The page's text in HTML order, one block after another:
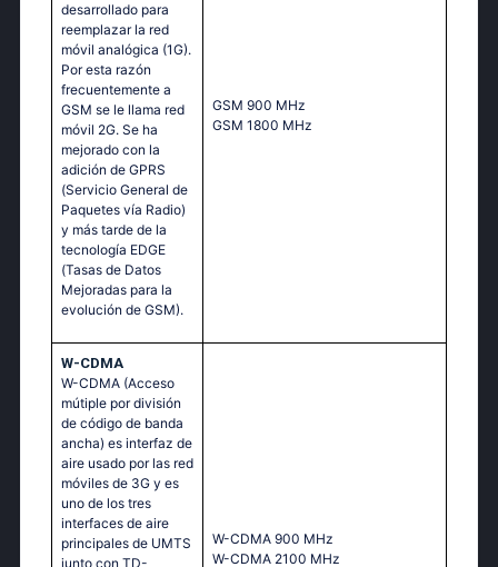
desarrollado para
reemplazar la red
móvil analógica (1G).
Por esta razón
frecuentemente a
GSM se le llama red
móvil 2G. Se ha
mejorado con la
adición de GPRS
(Servicio General de
Paquetes vía Radio)
y más tarde de la
tecnología EDGE
(Tasas de Datos
Mejoradas para la
evolución de GSM).
GSМ 900 МНz
GSМ 1800 МНz
W-CDMA
W-CDMA (Acceso
mútiple por división
de código de banda
ancha) es interfaz de
aire usado por las red
móviles de 3G y es
uno de los tres
interfaces de aire
principales de UMTS
junto con TD-
W-CDMA 900 MHz
W-CDMA 2100 MHz